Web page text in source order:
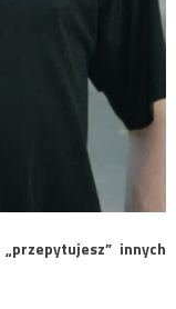
innych